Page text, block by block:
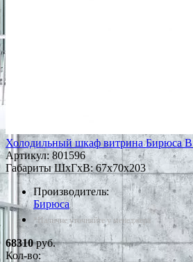
Холодильный шкаф витрина Бирюса
Артикул: 801596
Габариты ШxГxВ: 67x70x203
Производитель:
Бирюса
*Наличие уточняйте у менеджера
68310руб.
Кол-во: